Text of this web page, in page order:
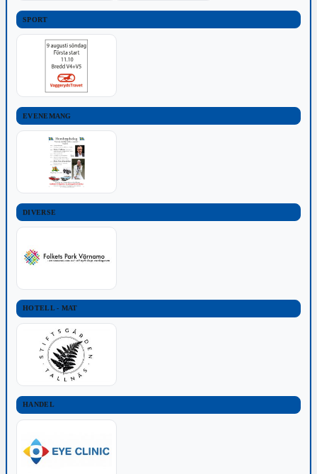
SPORT
EVENEMANG
DIVERSE
HOTELL - MAT
HANDEL